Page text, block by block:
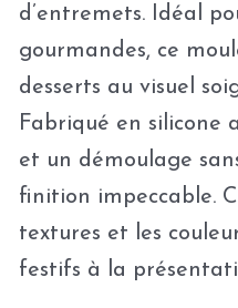
d’entremets. Idéal
gourmandes, ce
desserts au visuel
Fabriqué en silicone
et un démoulage
finition impeccable.
textures et les
festifs à la